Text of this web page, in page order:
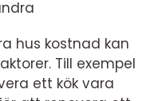
hus kostnad kan
Till exempel
ett kök vara